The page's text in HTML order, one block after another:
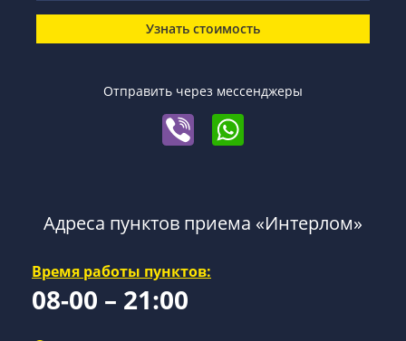
Узнать стоимость
Отправить через мессенджеры
Адреса пунктов приема «Интерлом»
Время работы пунктов:
08-00 – 21:00